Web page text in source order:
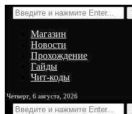
Магазин
Новости
Прохождение
Гайды
Чит-коды
Четверг, 6 августа, 2026